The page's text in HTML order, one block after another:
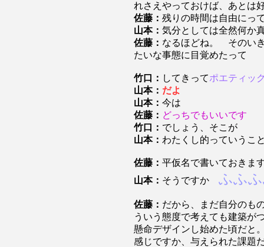
れさえやっておけば、あとは
佐藤： 残りの時間は自由にっ
山本： 気分としては全然何か
佐藤： なるほどね。 そのい
たいな事態に目覚めたって
竹口： してきってポエティッ
山本： だよ
山本： 今は
佐藤： どっちでもいいです
竹口： でしょう、そこが
山本： わたくし的っていうこ
佐藤： 平仮名で書いておきま
山本： そうですか ふふ
佐藤： だから、まだ自分のも
ういう態度で考えても建築が
懸命デザインし始めた頃だと
感じですか、与えられた課題